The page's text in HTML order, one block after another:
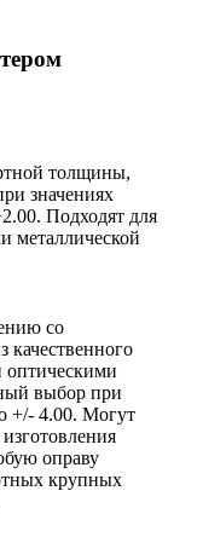
толщины,
значениях
Подходят для
металлической
со
качественного
оптическими
выбор при
+/- 4.00. Могут
оправу
крупных